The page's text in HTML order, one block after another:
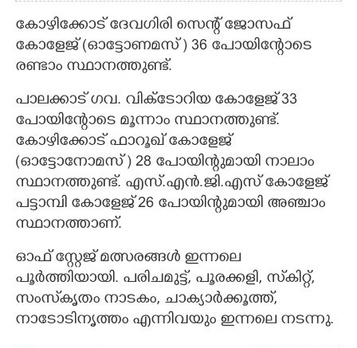
CARTOONS
CONTACT US
കോഴിക്കോട് ദേവഗിരി സെന്റ് ജോസഫ്
കോളേജ് (ഓട്ടോണമസ് ) 36 പോയിന്റോടെ
രണ്ടാം സ്ഥാനത്തുണ്ട്.
പാലക്കാട് ഗവ. വിക്ടോറിയ കോളേജ്‌ 33
പോയിന്റോടെ മൂന്നാം സ്ഥാനത്തുണ്ട്.
കോഴിക്കോട് ഫാറൂഖ് കോളേജ്
(ഓട്ടോനോമസ് ) 28 പോയിന്റുമായി നാലാം
സ്ഥാനത്തുണ്ട്. എസ്.എൻ.ജി.എസ്‌ കോളേജ്
പട്ടാമ്പി കോളേജ് 26 പോയിന്റുമായി അഞ്ചാം
സ്ഥാനത്താണ്.
ഓഫ്‌ സ്റ്റേജ് മത്സരങ്ങൾ ഇന്നലെ
പൂർത്തിയായി. പരിചമുട്ട്, പൂരക്കളി, സ്‌കിറ്റ്,
സംസ്‌കൃതം നാടകം, ചാക്യാർക്കൂത്ത്,
നാടോടിനൃത്തം എന്നിവയും ഇന്നലെ നടന്നു.